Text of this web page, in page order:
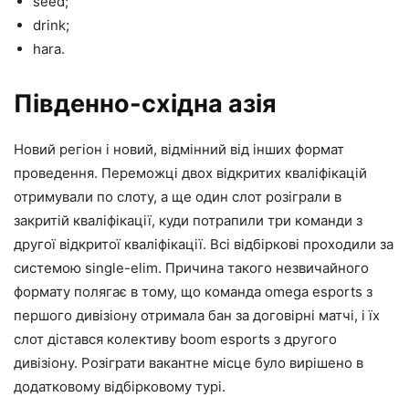
drink;
hara.
Південно-східна азія
Новий регіон і новий, відмінний від інших формат
проведення. Переможці двох відкритих кваліфікацій
отримували по слоту, а ще один слот розіграли в
закритій кваліфікації, куди потрапили три команди з
другої відкритої кваліфікації. Всі відбіркові проходили за
системою single-elim. Причина такого незвичайного
формату полягає в тому, що команда omega esports з
першого дивізіону отримала бан за договірні матчі, і їх
слот дістався колективу boom esports з другого
дивізіону. Розіграти вакантне місце було вирішено в
додатковому відбірковому турі.